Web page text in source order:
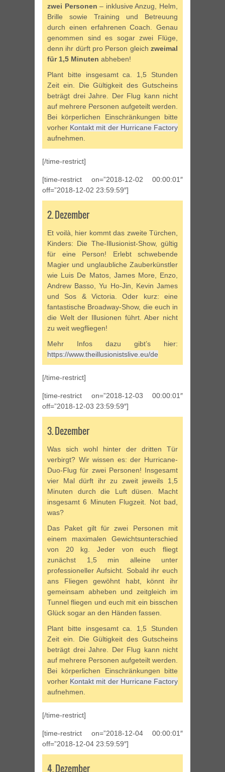
zwei Personen – inklusive Anzug, Helm,
Brille sowie Training und Betreuung
durch einen erfahrenen Coach. Genau
genommen sind es sogar zwei Flüge,
denn ihr dürft pro Person gleich zweimal
für 1,5 Minuten abheben!
Plant bitte insgesamt ca. 1,5 Stunden
Zeit ein. Die Gültigkeit des Gutscheins
beträgt drei Jahre. Der Flug kann nicht
auf mehrere Personen aufgeteilt werden.
Bei körperlichen Einschränkungen bitte
vorher Kontakt mit der Hurricane Factory
aufnehmen.
[/time-restrict]
[time-restrict on=”2018-12-02 00:00:01″
off=”2018-12-02 23:59:59″]
2. Dezember
Et voilà, hier kommt das zweite Türchen,
Kinders: Die The-Illusionist-Show, gültig
für eine Person! Erlebt schwebende
Magier und unglaubliche Zauberkünstler
wie Luis De Matos, James More, Enzo,
Andrew Basso, Yu Ho-Jin, Kevin James
und Sos & Victoria. Oder kurz: eine
fantastische Broadway-Show, die euch in
die Welt der Illusionen führt. Aber nicht
zu weit wegfliegen!
Mehr Infos dazu gibt’s hier:
https://www.theillusionistslive.eu/de
[/time-restrict]
[time-restrict on=”2018-12-03 00:00:01″
off=”2018-12-03 23:59:59″]
3. Dezember
Was sich wohl hinter der dritten Tür
verbirgt? Wir wissen es: der Hurricane-
Duo-Flug für zwei Personen! Insgesamt
vier Mal dürft ihr zu zweit jeweils 1,5
Minuten durch die Luft düsen. Macht
insgesamt 6 Minuten Flugzeit. Not bad,
was?
Das Paket gilt für zwei Personen mit
einem maximalen Gewichtsunterschied
von 20 kg. Jeder von euch fliegt
zunächst 1,5 min alleine unter
professioneller Aufsicht. Sobald ihr euch
ans Fliegen gewöhnt habt, könnt ihr
gemeinsam abheben und zeitgleich im
Tunnel fliegen und euch mit ein bisschen
Glück sogar an den Händen fassen.
Plant bitte insgesamt ca. 1,5 Stunden
Zeit ein. Die Gültigkeit des Gutscheins
beträgt drei Jahre. Der Flug kann nicht
auf mehrere Personen aufgeteilt werden.
Bei körperlichen Einschränkungen bitte
vorher Kontakt mit der Hurricane Factory
aufnehmen.
[/time-restrict]
[time-restrict on=”2018-12-04 00:00:01″
off=”2018-12-04 23:59:59″]
4. Dezember